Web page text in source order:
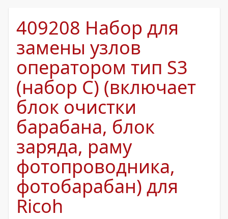
409208 Набор для
замены узлов
оператором тип S3
(набор C) (включает
блок очистки
барабана, блок
заряда, раму
фотопроводника,
фотобарабан) для
Ricoh